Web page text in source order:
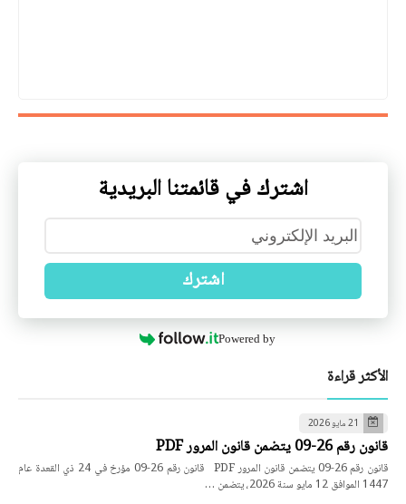
اشترك في قائمتنا البريدية
اشترك
Powered by
الأكثر قراءة
21 مايو 2026
قانون رقم 26-09 يتضمن قانون المرور PDF
قانون رقم 26-09 يتضمن قانون المرور PDF قانون رقم 26-09 مؤرخ في 24 ذي القعدة عام
1447 الموافق 12 مايو سنة 2026، يتضمن …